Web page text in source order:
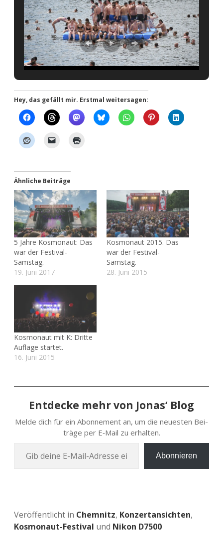
Hey, das gefällt mir. Erstmal weitersagen:
Ähnliche Beiträge
5 Jahre Kosmonaut: Das
war der Festival-
Samstag.
19. Juni 2017
Kosmonaut 2015. Das
war der Festival-
Samstag.
28. Juni 2015
Kosmonaut mit K: Dritte
Auflage startet.
16. Juni 2015
Entdecke mehr von Jonas’ Blog
Melde dich für ein Abon­ne­ment an, um die neu­es­ten Bei­
trä­ge per E‑Mail zu erhalten.
Abonnieren
Veröffentlicht in Chemnitz, Konzertansichten,
Kosmonaut-Festival und Nikon D7500